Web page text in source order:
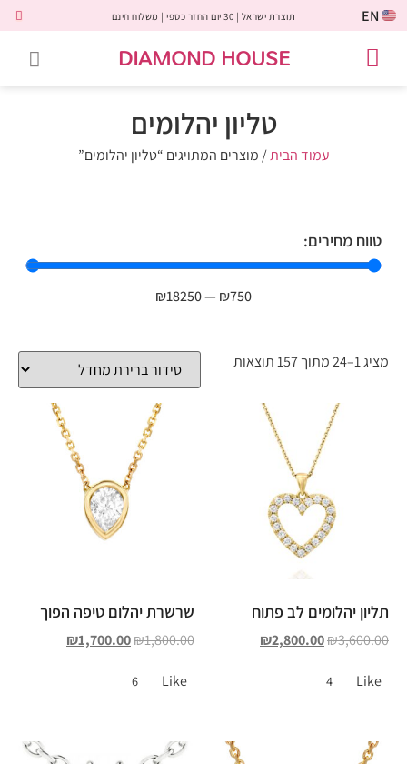
EN תוצרת ישראל | 30 יום החזר כספי | משלוח חינם
DIAMOND HOUSE
טליון יהלומים
עמוד הבית/ מוצרים המתויגים “טליון יהלומים”
טווח מחירים:
₪750
—
₪18250
מציג 1–24 מתוך 157 תוצאות
תליון יהלומים לב פתוח
₪3,600.00
₪2,800.00
Like
4
שרשרת יהלום טיפה הפוך
₪1,800.00
₪1,700.00
Like
6